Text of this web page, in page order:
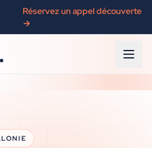
Réservez un appel découverte
→